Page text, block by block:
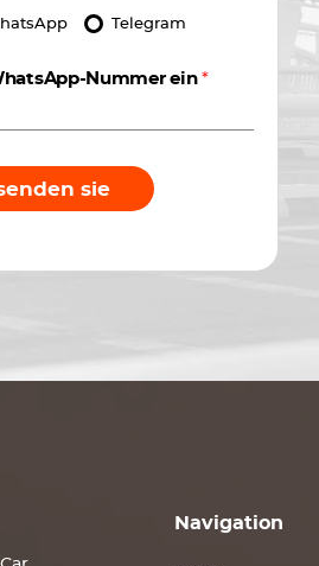
Telegram
Nummer ein*
sie
Navigation